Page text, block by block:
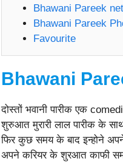
Bhawani Pareek
Bhawani Pareek
Favourite
Bhawani
दोस्तों भवानी पारीक एक
शुरुआत मुरारी लाल पारीक के
फिर कुछ समय के बाद इन्होने
अपने करियर के शुरआत काफी